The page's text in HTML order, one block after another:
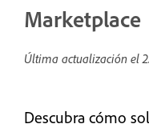
Marketplace
Última actualización el
Descubra cómo